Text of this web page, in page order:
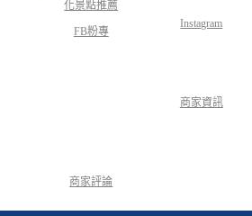
FB粉專
Instagram
商家資訊
商家評論